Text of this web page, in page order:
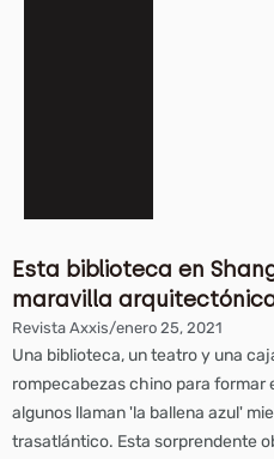
Esta biblioteca en
maravilla
Revista Axxis/enero 25, 2021
Una biblioteca, un teatro y una
rompecabezas chino para
algunos llaman 'la ballena azul'
trasatlántico. Esta sorprendente